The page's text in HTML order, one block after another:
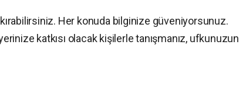
Her konuda bilginize güveniyorsunuz.
katkısı olacak kişilerle tanışmanız, ufkunuzun